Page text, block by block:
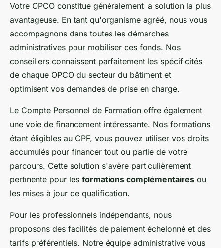
Votre OPCO constitue généralement la solution la plus
avantageuse. En tant qu'organisme agréé, nous vous
accompagnons dans toutes les démarches
administratives pour mobiliser ces fonds. Nos
conseillers connaissent parfaitement les spécificités
de chaque OPCO du secteur du bâtiment et
optimisent vos demandes de prise en charge.
Le Compte Personnel de Formation offre également
une voie de financement intéressante. Nos formations
étant éligibles au CPF, vous pouvez utiliser vos droits
accumulés pour financer tout ou partie de votre
parcours. Cette solution s'avère particulièrement
pertinente pour les formations complémentaires ou
les mises à jour de qualification.
Pour les professionnels indépendants, nous
proposons des facilités de paiement échelonné et des
tarifs préférentiels. Notre équipe administrative vous